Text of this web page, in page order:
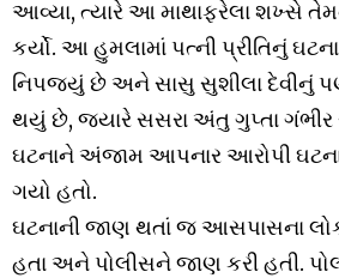
આવ્યા, ત્યારે આ માથાફરેલા શખ્સે
કર્યો. આ હુમલામાં પત્ની પ્રીતિનું
નિપજ્યું છે અને સાસુ સુશીલા દેવીનું
થયું છે, જ્યારે સસરા અંતુ ગુપ્તા ગંભીર
ઘટનાને અંજામ આપનાર આરોપી
ગયો હતો.
ઘટનાની જાણ થતાં જ આસપાસના
હતા અને પોલીસને જાણ કરી હતી.